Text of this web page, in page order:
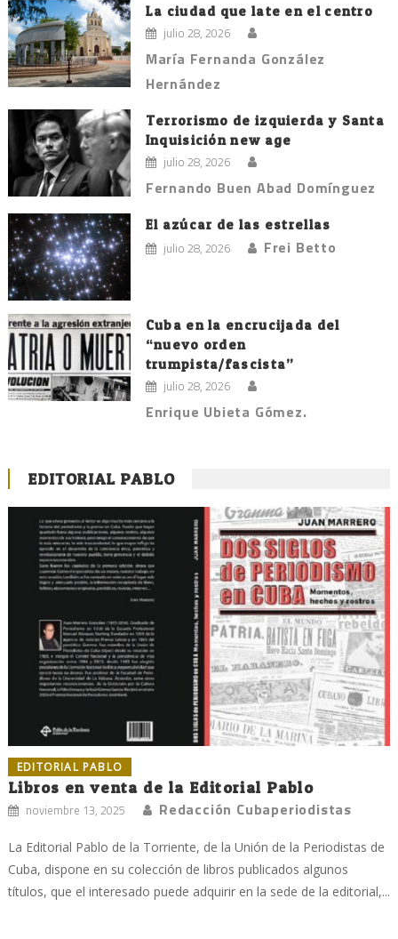
La ciudad que late en el centro
julio 28, 2026
María Fernanda González
Hernández
Terrorismo de izquierda y Santa
Inquisición new age
julio 28, 2026
Fernando Buen Abad Domínguez
El azúcar de las estrellas
julio 28, 2026 Frei Betto
Cuba en la encrucijada del
“nuevo orden
trumpista/fascista”
julio 28, 2026
Enrique Ubieta Gómez.
EDITORIAL PABLO
EDITORIAL PABLO
Libros en venta de la Editorial Pablo
noviembre 13, 2025 Redacción Cubaperiodistas
La Editorial Pablo de la Torriente, de la Unión de la Periodistas de
Cuba, dispone en su colección de libros publicados algunos
títulos, que el interesado puede adquirir en la sede de la editorial,...